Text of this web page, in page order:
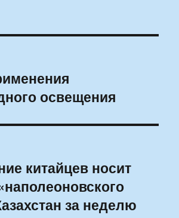
освещения
китайцев носит
за неделю